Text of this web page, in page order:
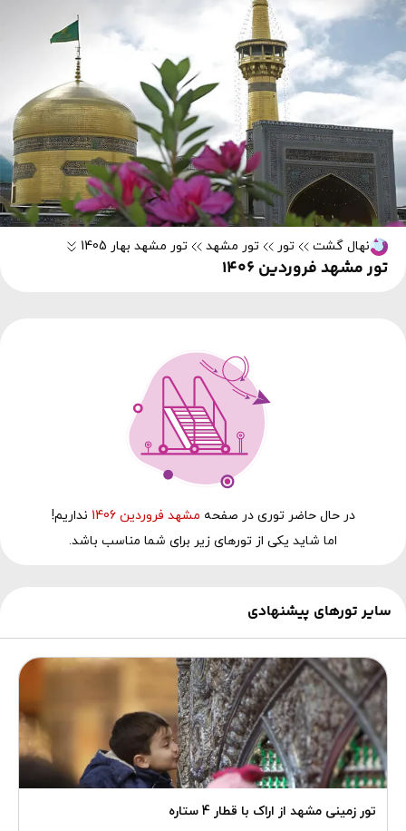
تور مشهد فروردین 1406
نهال گشت تور تور مشهد تور مشهد بهار 1405
در حال‌ حاضر توری در صفحه مشهد فروردین 1406
نداریم!
اما شاید یکی از تورهای زیر برای شما مناسب باشد.
سایر تورهای پیشنهادی
تور زمینی مشهد از اراک با قطار 4 ستاره